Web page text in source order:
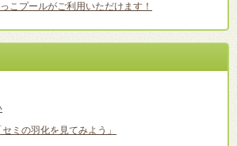
こプールがご利用いただけます！
ミの羽化を見てみよう」